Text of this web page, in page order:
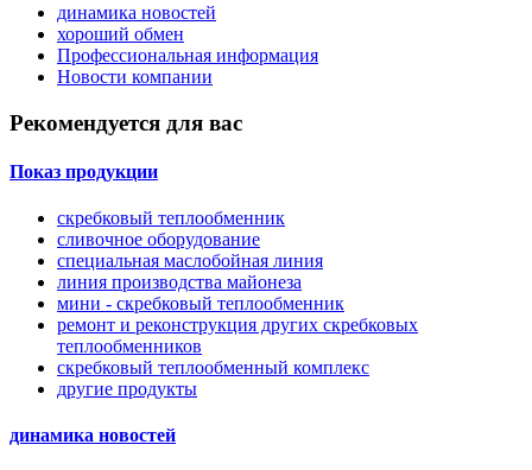
динамика новостей
хороший обмен
Профессиональная информация
Новости компании
Рекомендуется для вас
Показ продукции
скребковый теплообменник
сливочное оборудование
специальная маслобойная линия
линия производства майонеза
мини - скребковый теплообменник
ремонт и реконструкция других скребковых
теплообменников
скребковый теплообменный комплекс
другие продукты
динамика новостей